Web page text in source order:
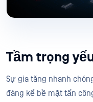
Tầm trọng
Sự gia tăng nhanh
đáng kể bề mặt tấn